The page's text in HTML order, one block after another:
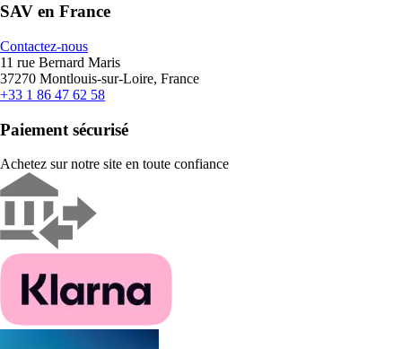
SAV en France
Contactez-nous
11 rue Bernard Maris
37270 Montlouis-sur-Loire, France
+33 1 86 47 62 58
Paiement sécurisé
Achetez sur notre site en toute confiance